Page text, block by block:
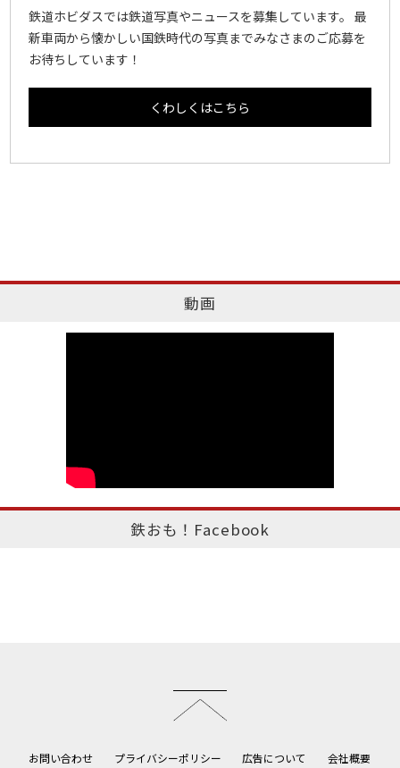
鉄道ホビダスでは鉄道写真やニュースを募集しています。 最
新車両から懐かしい国鉄時代の写真までみなさまのご応募を
お待ちしています！
くわしくはこちら
動画
鉄おも！Facebook
お問い合わせ プライバシーポリシー 広告について 会社概要